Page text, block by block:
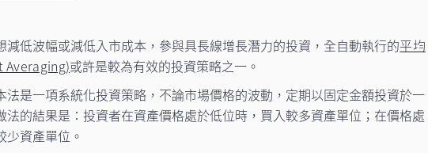
減低波幅或減低入市成本，參與具長線增長潛力的投資，全自動執行的平均
Averaging)或許是較為有效的投資策略之一。
法是一項系統化投資策略，不論市場價格的波動，定期以固定金額投資於一
法的結果是：投資者在資產價格處於低位時，買入較多資產單位；在價格處
資產單位。